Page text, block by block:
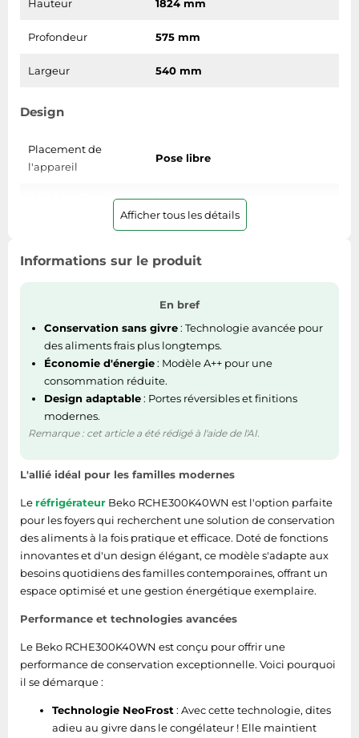
Tondeuses cheveux & barbe
Téléphonie
Télévision & vidéo
Électroménager
Hauteur 1824 mm
Profondeur 575 mm
Largeur 540 mm
Design
Placement de
l'appareil
Pose libre
Matériau étagères Verre
encastrée(s)
Portes réversibles Oui
Puissance
Tension d'entrée AC 220 - 240 V
annuelle d'énergie
245 kWh
Consommation
d'énergie
0,669 kWh/24h
Fréquence d'entrée
50 Hz
Plage d’efficacité
A à G
Classe d'efficacité
énergétique
Informations sur l'emballage
Afficher tous les détails
Informations sur le produit
En bref
Conservation sans givre: Technologie avancée pour
des aliments frais plus longtemps.
Économie d'énergie: Modèle A++ pour une
consommation réduite.
Design adaptable: Portes réversibles et finitions
modernes.
Remarque : cet article a été rédigé à l'aide de l'AI.
L'allié idéal pour les familles modernes
Le réfrigérateur Beko RCHE300K40WN est l'option parfaite
pour les foyers qui recherchent une solution de conservation
des aliments à la fois pratique et efficace. Doté de fonctions
innovantes et d'un design élégant, ce modèle s'adapte aux
besoins quotidiens des familles contemporaines, offrant un
espace optimisé et une gestion énergétique exemplaire.
Performance et technologies avancées
Le Beko RCHE300K40WN est conçu pour offrir une
performance de conservation exceptionnelle. Voici pourquoi
il se démarque :
Technologie NeoFrost: Avec cette technologie, dites
adieu au givre dans le congélateur ! Elle maintient